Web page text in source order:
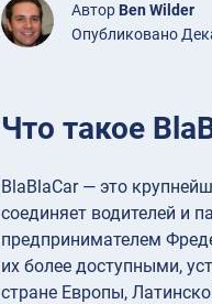
Автор Ben Wilder
Опубликовано
Что такое
BlaBlaCar — это
соединяет водителей и
предпринимателем
их более доступными,
стране Европы,